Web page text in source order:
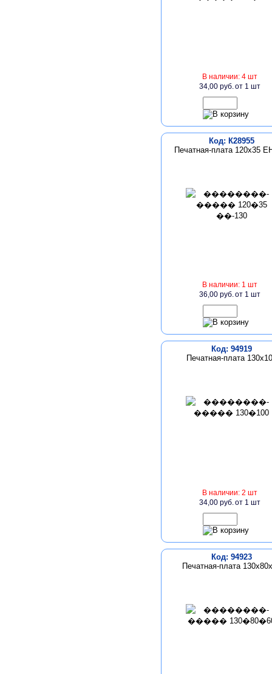
В наличии: 4 шт
34,00 руб.от 1 шт
Код: К28955
Печатная-плата 120х35
В наличии: 1 шт
36,00 руб.от 1 шт
Код: 94919
Печатная-плата
В наличии: 2 шт
34,00 руб.от 1 шт
Код: 94923
Печатная-плата